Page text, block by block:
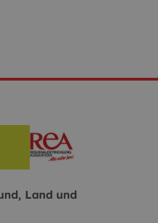
Land und